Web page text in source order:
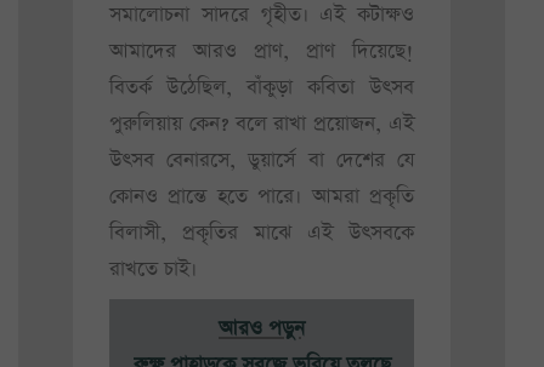
সমালোচনা সাদরে গৃহীত। এই কটাক্ষও
আমাদের আরও প্রাণ, প্রাণ দিয়েছে!
বিতর্ক উঠেছিল, বাঁকুড়া কবিতা উৎসব
পুরুলিয়ায় কেন? বলে রাখা প্রয়োজন, এই
উৎসব বেনারসে, ডুয়ার্সে বা দেশের যে
কোনও প্রান্তে হতে পারে। আমরা প্রকৃতি
বিলাসী, প্রকৃতির মাঝে এই উৎসবকে
রাখতে চাই।
আরও পড়ুন